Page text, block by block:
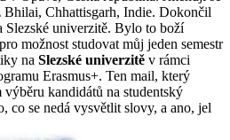
Bhilai, Chhattisgarh, Indie. Dokončil
univerzitě. Bylo to boží
možnost studovat můj jeden semestr
na Slezské univerzitě v rámci
Erasmus+. Ten mail, který
kandidátů na studentský
co se nedá vysvětlit slovy, a ano, jel